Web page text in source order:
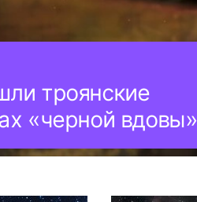
троянские
«черной вдовы»